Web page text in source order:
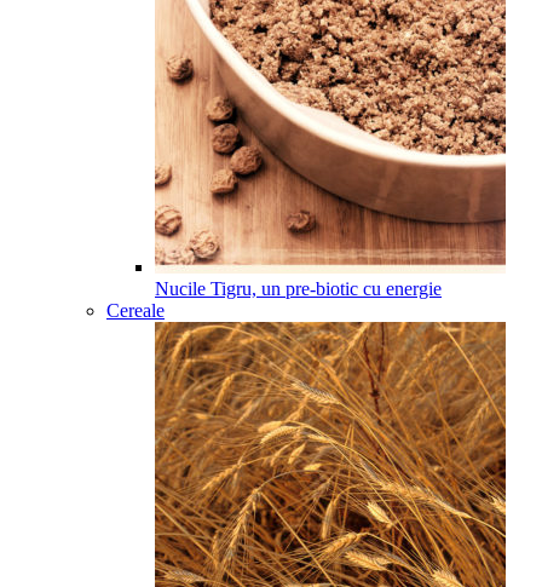
Nucile Tigru, un pre-biotic cu energie
Cereale